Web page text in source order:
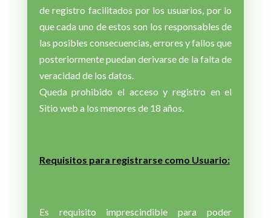
de registro facilitados por los usuarios, por lo
que cada uno de estos son los responsables de
las posibles consecuencias, errores y fallos que
posteriormente puedan derivarse de la falta de
veracidad de los datos.
Queda prohibido el acceso y registro en el
Sitio web a los menores de 18 años.
Requisitos para registrarse como Usuario:
Es requisito imprescindible para poder